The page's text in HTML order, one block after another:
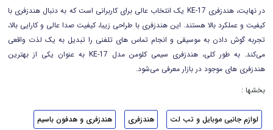
در نهایت، هندزفری KE-17 یک انتخاب عالی برای کاربرانی است که به دنبال هندزفری با
کیفیت و عملکرد بالا هستند. این هندزفری با طراحی زیبا، کیفیت صدا عالی و کارایی بالا،
تجربه گوش دادن به موسیقی و انجام تماس های تلفنی را تبدیل به یک لذت واقعی
می‌کند. به طور کلی، هندزفری سیمی کلومن مدل KE-17 به عنوان یکی از بهترین
هندزفری های موجود در بازار معرفی می‌شود.
بخشها :
لوازم جانبی موبایل و تب لت هندزفری هندزفری و هدفون باسیم